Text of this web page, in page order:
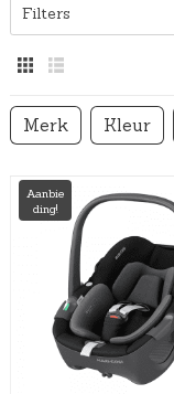
Filters
Merk Kleur
Aanbie
ding!